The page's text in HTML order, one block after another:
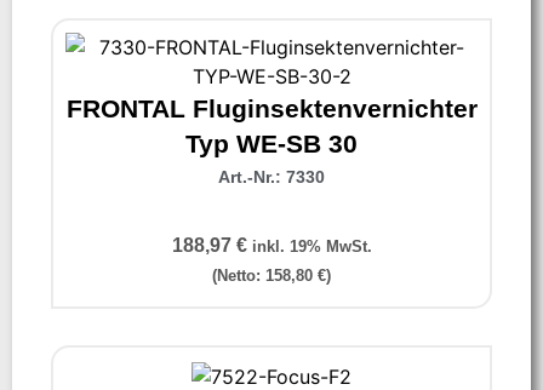
FRONTAL Fluginsektenvernichter
Typ WE-SB 30
Art.-Nr.: 7330
188,97 € inkl. 19% MwSt.
(Netto: 158,80 €)